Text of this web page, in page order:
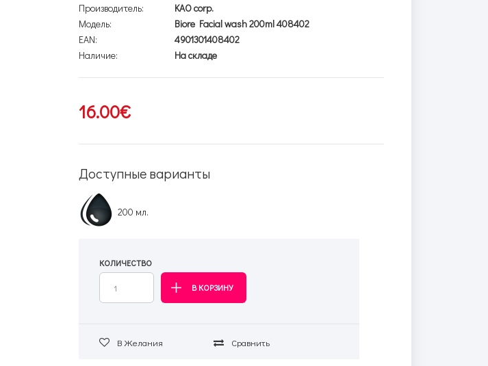
Производитель:
KAO corp.
Модель:
Biore Facial wash 200ml 408402
EAN:
4901301408402
Наличие:
На складе
16.00€
Доступные варианты
200 мл.
КОЛИЧЕСТВО
В Желания Сравнить